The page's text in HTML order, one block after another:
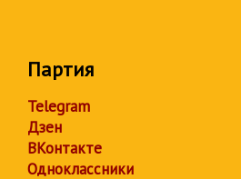
Партия
Telegram
Дзен
ВКонтакте
Одноклассники